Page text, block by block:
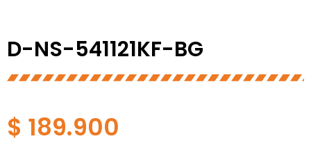
D-NS-541121KF-BG
$ 189.900